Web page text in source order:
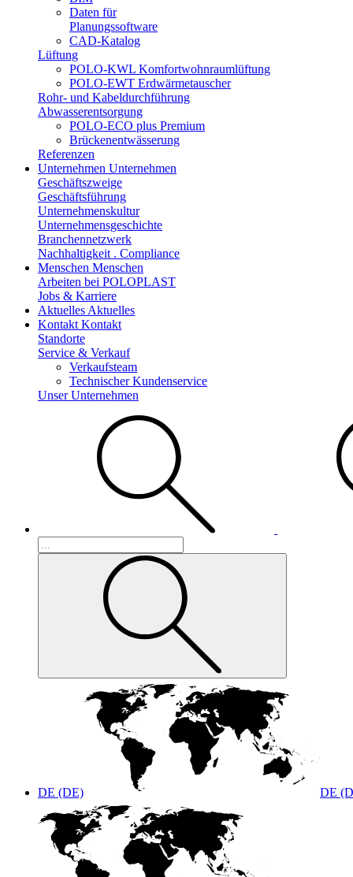
Daten für
Planungssoftware
CAD-Katalog
Lüftung
POLO-KWL Komfortwohnraumlüftung
POLO-EWT Erdwärmetauscher
Rohr- und Kabeldurchführung
Abwasserentsorgung
POLO-ECO plus Premium
Brückenentwässerung
Referenzen
Unternehmen Unternehmen
Geschäftszweige
Geschäftsführung
Unternehmenskultur
Unternehmensgeschichte
Branchennetzwerk
Nachhaltigkeit . Compliance
Menschen Menschen
Arbeiten bei POLOPLAST
Jobs & Karriere
Aktuelles Aktuelles
Kontakt Kontakt
Standorte
Service & Verkauf
Verkaufsteam
Technischer Kundenservice
Unser Unternehmen
DE (DE) DE